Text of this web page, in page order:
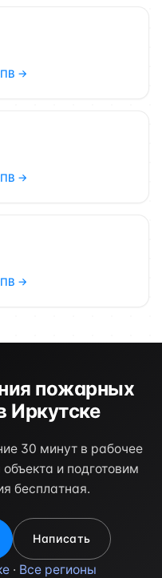
→
→
→
пожарных
Иркутске
30 минут в рабочее
и подготовим
бесплатная.
Написать
· Все регионы